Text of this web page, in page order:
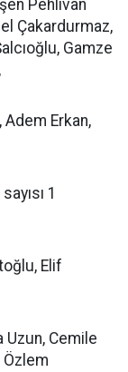
Pehlivan
Çakardurmaz,
Gamze
Erkan,
1
Elif
Uzun, Cemile
Özlem